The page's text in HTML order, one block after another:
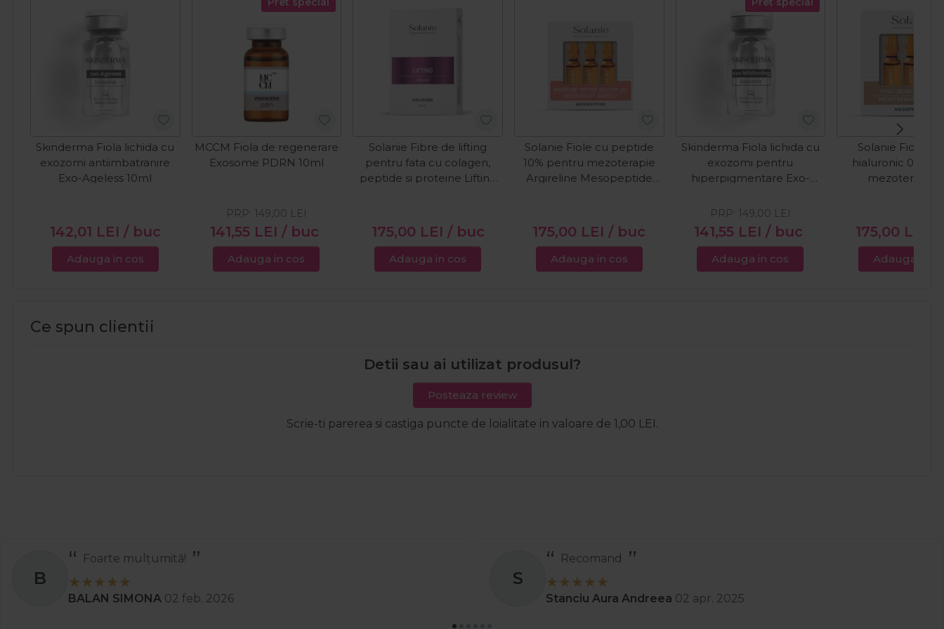
Skinderma Fiola lichida cu
exozomi antiimbatranire
Exo-Ageless 10ml
142,01 LEI / buc
Adauga in cos
MCCM Fiola de regenerare
Exosome PDRN 10ml
141,55 LEI / buc
PRP: 149,00 LEI
Adauga in cos
Solanie Fibre de lifting
pentru fata cu colagen,
peptide si proteine Lifting
175,00 LEI / buc
Adauga in cos
Solanie Fiole cu peptide
10% pentru mezoterapie
Argireline Mesopeptide
175,00 LEI / buc
Adauga in cos
Skinderma Fiola lichida cu
exozomi pentru
hiperpigmentare Exo-
141,55 LEI / buc
PRP: 149,00 LEI
Adauga in cos
Solanie Fiole cu
hialuronic 0.8%
mezoterapie
175,00 LEI
Adauga in
Ce spun clientii
Detii sau ai utilizat produsul?
Posteaza review
Scrie-ti parerea si castiga puncte de loialitate in valoare de 1,00 LEI.
A
Totul a decurs perfect și rapid.
Ady 01 apr. 2025
S
Comanda a venit rapid prompți cu lucruri de calitate am luat ceva
greșit și au și retur .Recomand